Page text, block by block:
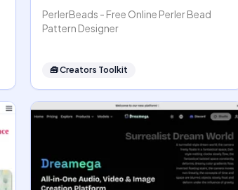
PerlerBeads - Free Online Perler Bead
Pattern Designer
🧰Creators Toolkit